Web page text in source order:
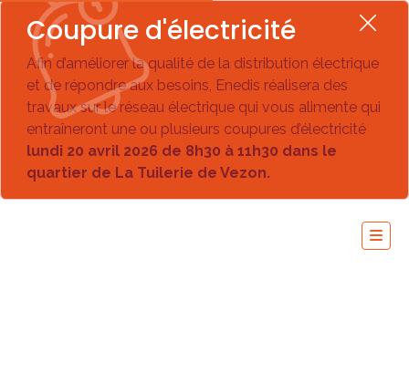
Coupure d'électricité
Afin d’améliorer la qualité de la distribution électrique
et de répondre aux besoins, Enedis réalisera des
travaux sur le réseau électrique qui vous alimente qui
entraîneront une ou plusieurs coupures d’électricité
lundi 20 avril 2026 de 8h30 à 11h30 dans le
quartier de La Tuilerie de Vezon.